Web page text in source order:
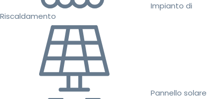
Impianto di
Riscaldamento
Pannello solare